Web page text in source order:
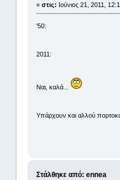
« στις: Ιούνιος 21, 2011,
'50:
2011:
Ναι, καλά...
Υπάρχουν και αλλού
Στάλθηκε από: ennea